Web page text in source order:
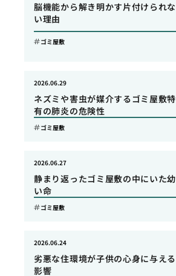
脳機能から解き明かす片付けられな
い理由
ゴミ屋敷
ネズミや害虫が媒介するゴミ屋敷特
有の肺炎の危険性
2026.06.29
ゴミ屋敷
静まり返ったゴミ屋敷の中にいた幼
い命
2026.06.27
ゴミ屋敷
劣悪な住環境が子供の心身に与える
影響
2026.06.24